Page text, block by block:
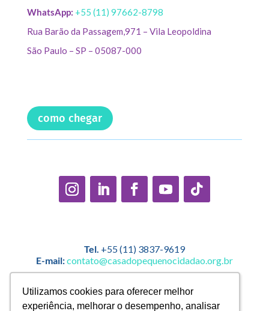
Utilizamos cookies para oferecer melhor
experiência, melhorar o desempenho, analisar
Utilizamos cookies para oferecer melhor
experiência, melhorar o desempenho, analisar
WhatsApp: +55 (11) 97662-8798
Rua Barão da Passagem,971 – Vila Leopoldina
São Paulo – SP – 05087-000
como chegar
Tel. +55 (11) 3837-9619
E-mail: contato@casadopequenocidadao.org.br
Política Interna de Proteção de Dados |Encarregado de
Dados: Marcelo Correa |